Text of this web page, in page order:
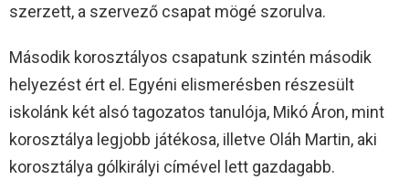
szerzett, a szervező csapat mögé szorulva.
Második korosztályos csapatunk szintén második
helyezést ért el. Egyéni elismerésben részesült
iskolánk két alsó tagozatos tanulója, Mikó Áron, mint
korosztálya legjobb játékosa, illetve Oláh Martin, aki
korosztálya gólkirályi címével lett gazdagabb.